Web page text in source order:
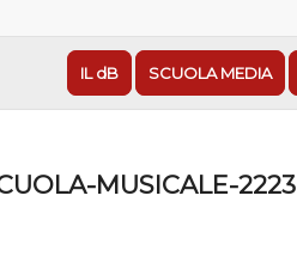
IL dB SCUOLA MEDIA
MUSICALE-2223